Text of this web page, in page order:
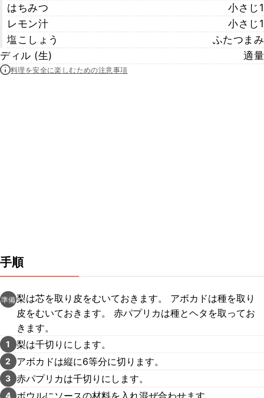
はちみつ
小さじ1
レモン汁
小さじ1
塩こしょう
ふたつまみ
ディル (生)
適量
料理を安全に楽しむための注意事項
手順
準備梨は芯を取り皮をむいておきます。 アボカドは種を取り
皮をむいておきます。 赤パプリカは種とヘタを取ってお
きます。
1 梨は千切りにします。
2 アボカドは縦に6等分に切ります。
3 赤パプリカは千切りにします。
4 ボウルにソースの材料を入れ混ぜ合わせます。